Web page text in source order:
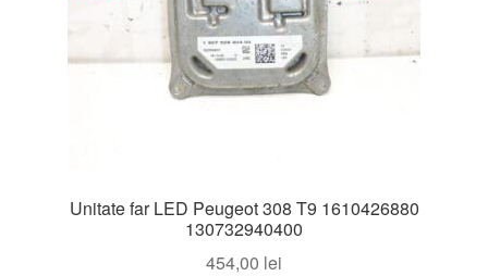
Politică de confidențialitate
Termeni si conditii
Unitate far LED Peugeot 308 T9 1610426880
130732940400
454,00 lei